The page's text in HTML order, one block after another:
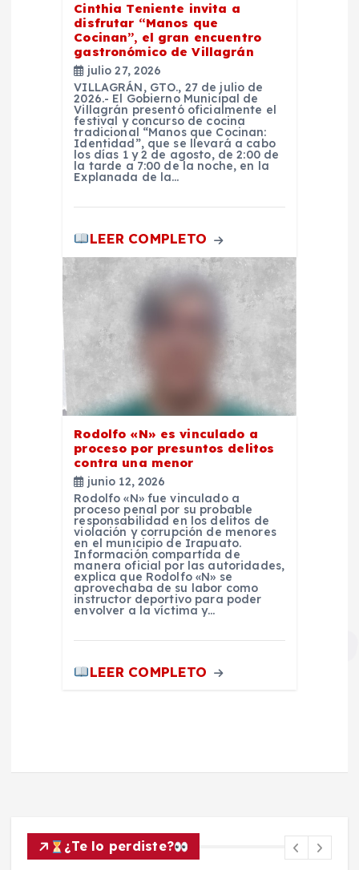
Cinthia Teniente invita a
disfrutar “Manos que
Cocinan”, el gran encuentro
gastronómico de Villagrán
julio 27, 2026
VILLAGRÁN, GTO., 27 de julio de
2026.- El Gobierno Municipal de
Villagrán presentó oficialmente el
festival y concurso de cocina
tradicional “Manos que Cocinan:
Identidad”, que se llevará a cabo
los días 1 y 2 de agosto, de 2:00 de
la tarde a 7:00 de la noche, en la
Explanada de la…
LEER COMPLETO
Rodolfo «N» es vinculado a
proceso por presuntos delitos
contra una menor
junio 12, 2026
Rodolfo «N» fue vinculado a
proceso penal por su probable
responsabilidad en los delitos de
violación y corrupción de menores
en el municipio de Irapuato.
Información compartida de
manera oficial por las autoridades,
explica que Rodolfo «N» se
aprovechaba de su labor como
instructor deportivo para poder
envolver a la víctima y…
LEER COMPLETO
¿Te lo perdiste?